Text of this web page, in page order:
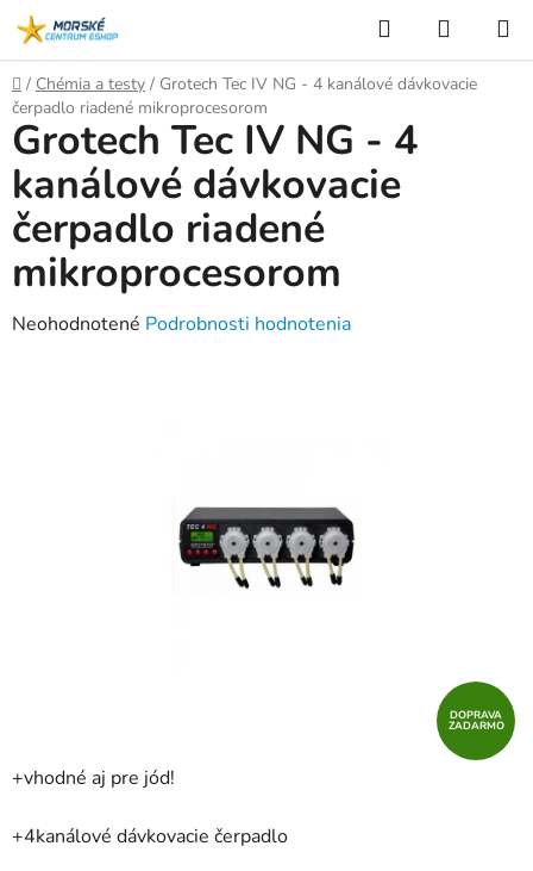
Prejsť
na
obsah
Hľadať
KOŠÍK
Domov
/ Chémia a testy / Grotech Tec IV NG - 4 kanálové dávkovacie
čerpadlo riadené mikroprocesorom
+vhodné aj pre jód!
+4kanálové dávkovacie čerpadlo
Grotech Tec IV NG - 4
kanálové dávkovacie
čerpadlo riadené
mikroprocesorom
Priemerné
Neohodnotené Podrobnosti hodnotenia
DOPRAVA
ZADARMO